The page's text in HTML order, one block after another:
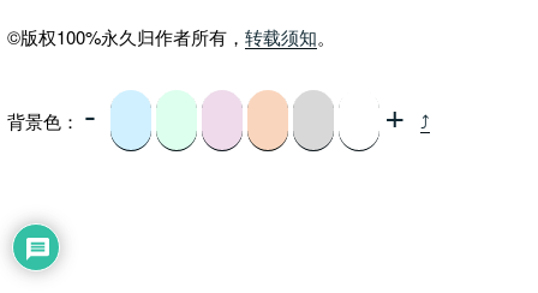
©版权100%永久归作者所有， 转载须知。
背景色： - + ⤴